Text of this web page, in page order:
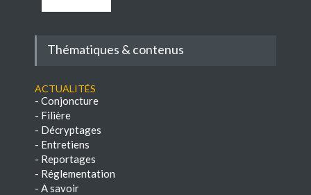
Thématiques & contenus
Actualités
- Conjoncture
- Filière
- Décryptages
- Entretiens
- Reportages
- Réglementation
- A savoir